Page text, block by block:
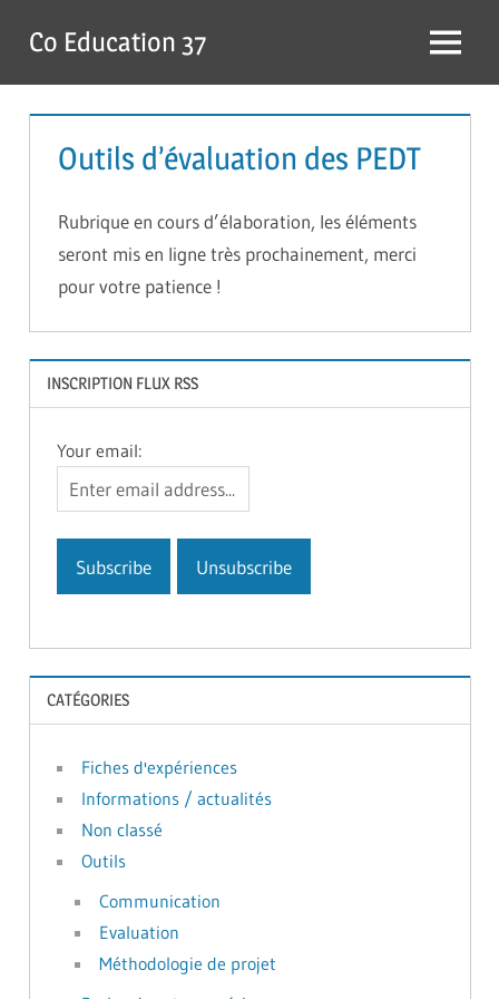
content
Co Education 37 Menu
Outils d’évaluation des PEDT
Rubrique en cours d’élaboration, les éléments
seront mis en ligne très prochainement, merci
pour votre patience !
INSCRIPTION FLUX RSS
Your email:
CATÉGORIES
Fiches d'expériences
Informations / actualités
Non classé
Outils
Communication
Evaluation
Méthodologie de projet